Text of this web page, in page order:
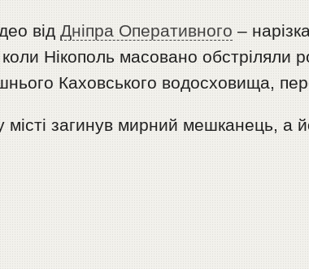
відДніпра Оперативного –
коли Нікополь масовано обстріляли
Каховського водосховища,
місті загинув мирний мешканець, а